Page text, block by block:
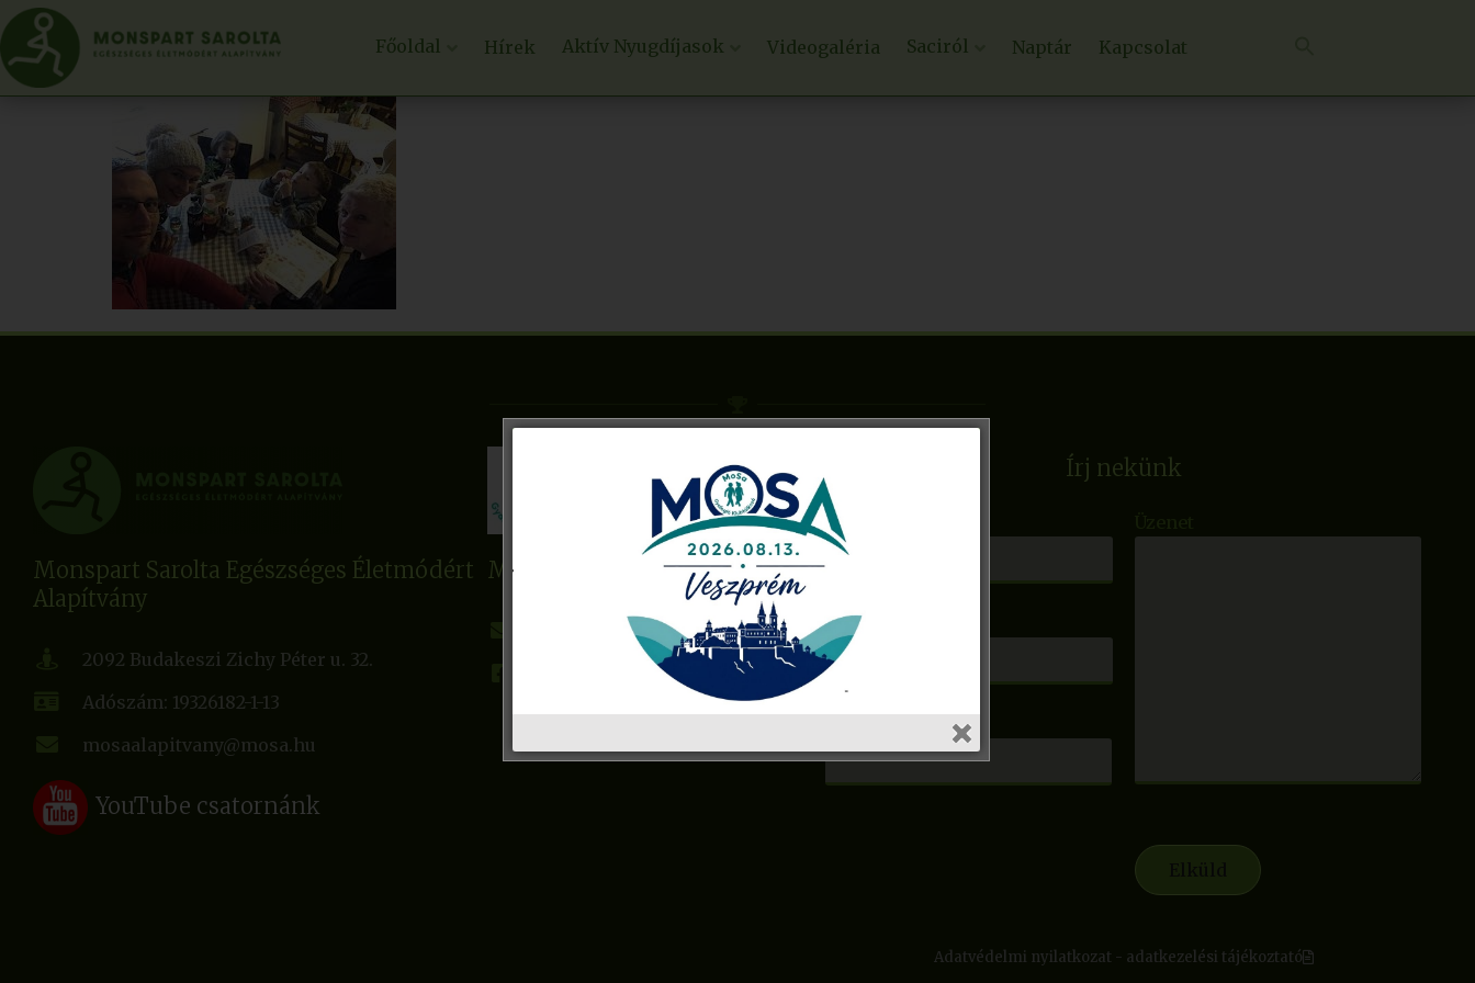
Főoldal Hírek Aktív Nyugdíjasok Videogaléria Saciról Naptár Kapcsolat
Monspart Sarolta Egészséges Életmódért
Alapítvány
2092 Budakeszi Zichy Péter u. 32.
Adószám: 19326182-1-13
mosaalapitvany@mosa.hu
YouTube csatornánk
MoSa Gyalogló Klubhálózat
gyaloglo@mosa.hu
Írj nekünk
Név
E-mail cím
Adatvédelmi nyilatkozat - adatkezelési tájékoztató